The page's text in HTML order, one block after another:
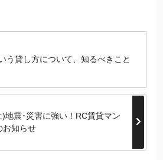
う貸し方について、知るべきこと
地震･災害に強い！RC賃貸マン
お知らせ